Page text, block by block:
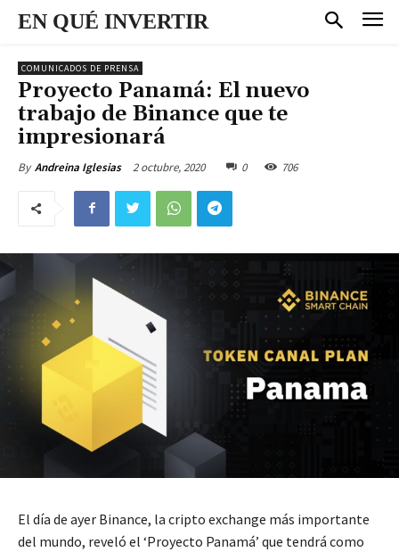
EN QUÉ INVERTIR
COMUNICADOS DE PRENSA
Proyecto Panamá: El nuevo
trabajo de Binance que te
impresionará
By Andreina Iglesias 2 octubre, 2020 0 706
El día de ayer Binance, la cripto exchange más importante
del mundo, reveló el ‘Proyecto Panamá’ que tendrá como